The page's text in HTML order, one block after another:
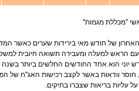
"מכללתמגמות"
האחרון של חודש מאי בירידות שערים כאשר
הראש למעלה ומעבירה תשואה חיובית
יוני הוא אחד החודשים החלשים ביותר
חוסר וודאות באשר לקצב רכישות האג"ח של
עליות בריאות שצברו בתיקים.